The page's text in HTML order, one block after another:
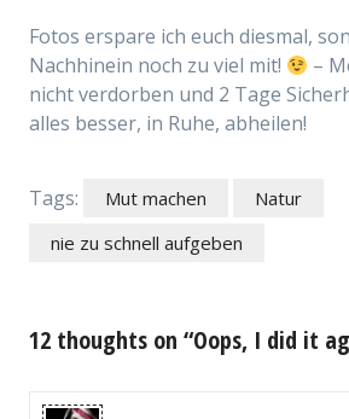
Fotos erspare ich euch diesmal,
Nachhinein noch zu viel mit!
–
nicht verdorben und 2 Tage
alles besser, in Ruhe, abheilen!
Tags: Mut machen
Natur
nie zu schnell aufgeben
12 thoughts on “Oops, I did it